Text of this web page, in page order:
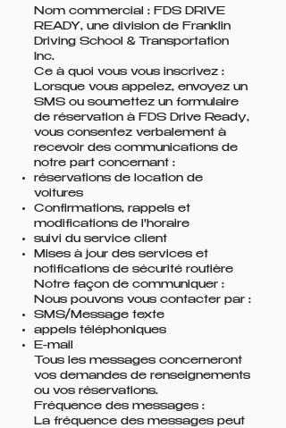
Nom commercial : FDS DRIVE
READY, une division de Franklin
Driving School & Transportation
Inc.
Ce à quoi vous vous inscrivez :
Lorsque vous appelez, envoyez un
SMS ou soumettez un formulaire
de réservation à FDS Drive Ready,
vous consentez verbalement à
recevoir des communications de
notre part concernant :
réservations de location de
voitures
Confirmations, rappels et
modifications de l'horaire
suivi du service client
Mises à jour des services et
notifications de sécurité routière
Notre façon de communiquer :
Nous pouvons vous contacter par :
SMS/Message texte
appels téléphoniques
E-mail
Tous les messages concerneront
vos demandes de renseignements
ou vos réservations.
Fréquence des messages :
La fréquence des messages peut